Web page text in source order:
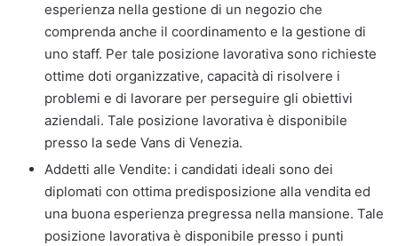
esperienza nella gestione di un negozio che
comprenda anche il coordinamento e la gestione di
uno staff. Per tale posizione lavorativa sono richieste
ottime doti organizzative, capacità di risolvere i
problemi e di lavorare per perseguire gli obiettivi
aziendali. Tale posizione lavorativa è disponibile
presso la sede Vans di Venezia.
Addetti alle Vendite: i candidati ideali sono dei
diplomati con ottima predisposizione alla vendita ed
una buona esperienza pregressa nella mansione. Tale
posizione lavorativa è disponibile presso i punti